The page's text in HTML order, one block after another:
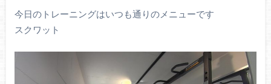
今日のトレーニングはいつも通りのメニューです
スクワット